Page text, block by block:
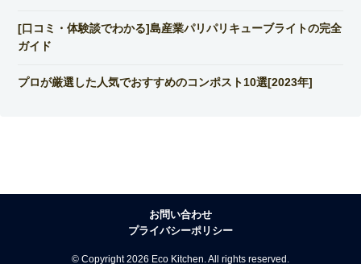
[口コミ・体験談でわかる]島産業パリパリキューブライトの完全
ガイド
プロが厳選した人気でおすすめのコンポスト10選[2023年]
お問い合わせ
プライバシーポリシー
© Copyright 2026 Eco Kitchen. All rights reserved.